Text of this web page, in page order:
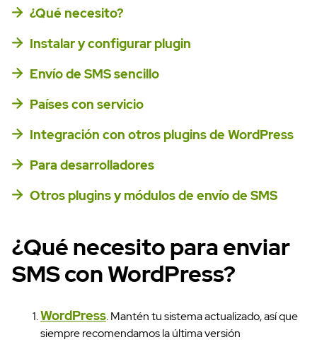
¿Qué necesito?
Instalar y configurar plugin
Envío de SMS sencillo
Países con servicio
Integración con otros plugins de WordPress
Para desarrolladores
Otros plugins y módulos de envío de SMS
¿Qué necesito para enviar
SMS con WordPress?
WordPress. Mantén tu sistema actualizado, así que
siempre recomendamos la última versión